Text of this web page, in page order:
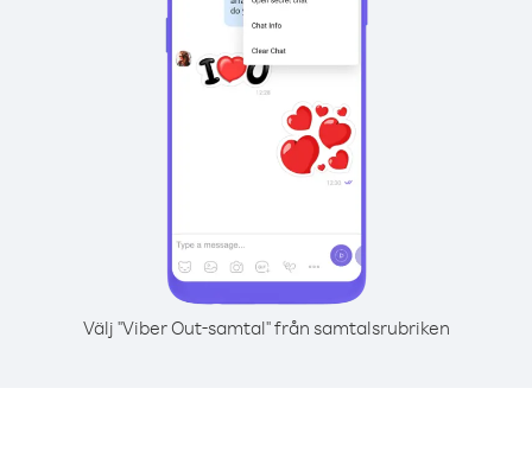
Välj "Viber Out-samtal" från samtalsrubriken